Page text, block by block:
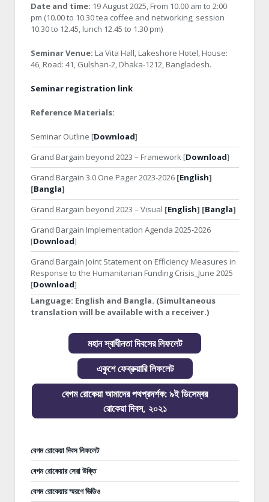
Date and time: 19 August 2025, From 10.00 am to 2:00
pm (10.00 to 10.30 tea coffee and networking; session
10.30 to 12.45, lunch 12.45 to 1.30 pm)
Seminar Venue: La Vita Hall, Lakeshore Hotel, House:
46, Road: 41, Gulshan-2, Dhaka-1212, Bangladesh.
Seminar registration link
Reference Materials:
Seminar Outline [Download]
Grand Bargain beyond 2023 – Framework [Download]
Grand Bargain 3.0 One Pager 2023-2026 [English]
[Bangla]
Grand Bargain beyond 2023 – Visual [English] [Bangla]
Grand Bargain Implementation Agenda 2025-2026
[Download]
Grand Bargain Joint Statement on Efficiency Measures in
Response to the Humanitarian Funding Crisis_June 2025
[Download]
Language: English and Bangla. (Simultaneous
translation will be available with a receiver.)
মহান স্বাধীনতা দিবসের লিফলেট
একুশে ফেব্রুয়ারি লিফলেট
বেগম রোকেয়া আমাদের পথপ্রদর্শক: ৯ই ডিসেম্বর
রোকেয়া দিবস, ২০২১
বেগম রোকেয়া দিবস লিফলেট
বেগম রোকেয়ার সেরা উক্তি
বেগম রোকেয়ার স্মরণে ভিডিও